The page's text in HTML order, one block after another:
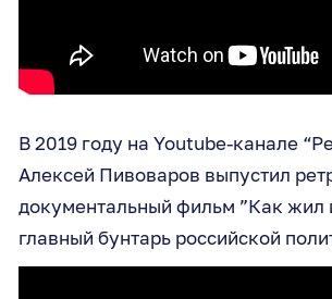
В 2019 году на Youtube-канале
Алексей Пивоваров выпустил
документальный фильм ”Как жил
главный бунтарь российской